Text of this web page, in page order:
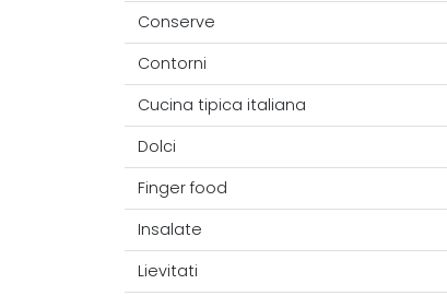
Conserve
Contorni
Cucina tipica italiana
Dolci
Finger food
Insalate
Lievitati